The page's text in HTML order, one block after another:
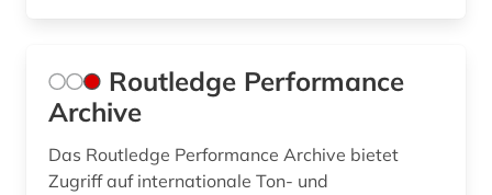
Routledge Performance
Archive
Das Routledge Performance Archive bietet
Zugriff auf internationale Ton- und